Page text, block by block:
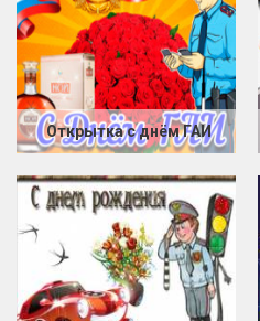
Открытка с днём ГАИ